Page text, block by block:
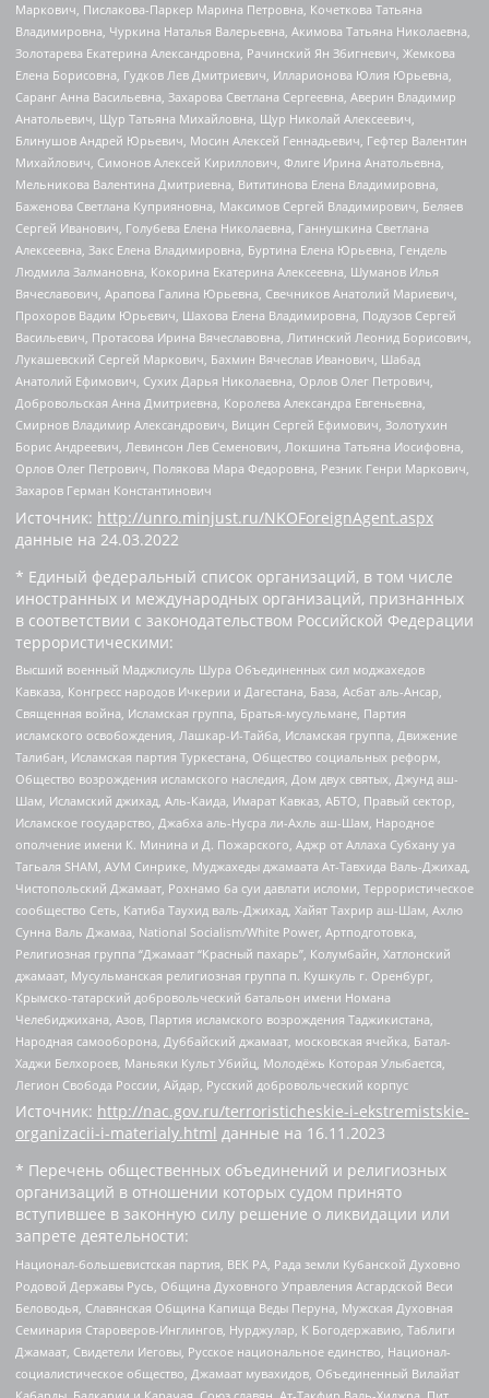
Маркович, Пислакова-Паркер Марина Петровна, Кочеткова Татьяна
Владимировна, Чуркина Наталья Валерьевна, Акимова Татьяна Николаевна,
Золотарева Екатерина Александровна, Рачинский Ян Збигневич, Жемкова
Елена Борисовна, Гудков Лев Дмитриевич, Илларионова Юлия Юрьевна,
Саранг Анна Васильевна, Захарова Светлана Сергеевна, Аверин Владимир
Анатольевич, Щур Татьяна Михайловна, Щур Николай Алексеевич,
Блинушов Андрей Юрьевич, Мосин Алексей Геннадьевич, Гефтер Валентин
Михайлович, Симонов Алексей Кириллович, Флиге Ирина Анатольевна,
Мельникова Валентина Дмитриевна, Вититинова Елена Владимировна,
Баженова Светлана Куприяновна, Максимов Сергей Владимирович, Беляев
Сергей Иванович, Голубева Елена Николаевна, Ганнушкина Светлана
Алексеевна, Закс Елена Владимировна, Буртина Елена Юрьевна, Гендель
Людмила Залмановна, Кокорина Екатерина Алексеевна, Шуманов Илья
Вячеславович, Арапова Галина Юрьевна, Свечников Анатолий Мариевич,
Прохоров Вадим Юрьевич, Шахова Елена Владимировна, Подузов Сергей
Васильевич, Протасова Ирина Вячеславовна, Литинский Леонид Борисович,
Лукашевский Сергей Маркович, Бахмин Вячеслав Иванович, Шабад
Анатолий Ефимович, Сухих Дарья Николаевна, Орлов Олег Петрович,
Добровольская Анна Дмитриевна, Королева Александра Евгеньевна,
Смирнов Владимир Александрович, Вицин Сергей Ефимович, Золотухин
Борис Андреевич, Левинсон Лев Семенович, Локшина Татьяна Иосифовна,
Орлов Олег Петрович, Полякова Мара Федоровна, Резник Генри Маркович,
Захаров Герман Константинович
Источник: http://unro.minjust.ru/NKOForeignAgent.aspx
данные на 24.03.2022
* Единый федеральный список организаций, в том числе
иностранных и международных организаций, признанных
в соответствии с законодательством Российской Федерации
террористическими:
Высший военный Маджлисуль Шура Объединенных сил моджахедов
Кавказа, Конгресс народов Ичкерии и Дагестана, База, Асбат аль-Ансар,
Священная война, Исламская группа, Братья-мусульмане, Партия
исламского освобождения, Лашкар-И-Тайба, Исламская группа, Движение
Талибан, Исламская партия Туркестана, Общество социальных реформ,
Общество возрождения исламского наследия, Дом двух святых, Джунд аш-
Шам, Исламский джихад, Аль-Каида, Имарат Кавказ, АБТО, Правый сектор,
Исламское государство, Джабха аль-Нусра ли-Ахль аш-Шам, Народное
ополчение имени К. Минина и Д. Пожарского, Аджр от Аллаха Субхану уа
Тагьаля SHAM, АУМ Синрике, Муджахеды джамаата Ат-Тавхида Валь-Джихад,
Чистопольский Джамаат, Рохнамо ба суи давлати исломи, Террористическое
сообщество Сеть, Катиба Таухид валь-Джихад, Хайят Тахрир аш-Шам, Ахлю
Сунна Валь Джамаа, National Socialism/White Power, Артподготовка,
Религиозная группа “Джамаат “Красный пахарь”, Колумбайн, Хатлонский
джамаат, Мусульманская религиозная группа п. Кушкуль г. Оренбург,
Крымско-татарский добровольческий батальон имени Номана
Челебиджихана, Азов, Партия исламского возрождения Таджикистана,
Народная самооборона, Дуббайский джамаат, московская ячейка, Батал-
Хаджи Белхороев, Маньяки Культ Убийц, Молодёжь Которая Улыбается,
Легион Свобода России, Айдар, Русский добровольческий корпус
Источник: http://nac.gov.ru/terroristicheskie-i-ekstremistskie-
organizacii-i-materialy.html данные на 16.11.2023
* Перечень общественных объединений и религиозных
организаций в отношении которых судом принято
вступившее в законную силу решение о ликвидации или
запрете деятельности:
Национал-большевистская партия, ВЕК РА, Рада земли Кубанской Духовно
Родовой Державы Русь, Община Духовного Управления Асгардской Веси
Беловодья, Славянская Община Капища Веды Перуна, Мужская Духовная
Семинария Староверов-Инглингов, Нурджулар, К Богодержавию, Таблиги
Джамаат, Свидетели Иеговы, Русское национальное единство, Национал-
социалистическое общество, Джамаат мувахидов, Объединенный Вилайат